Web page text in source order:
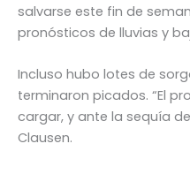
salvarse este fin de
pronósticos de lluvias y
Incluso hubo lotes de
terminaron picados. “El
cargar, y ante la sequía
Clausen.